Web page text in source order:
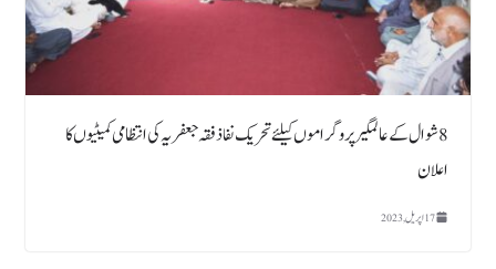
8 شوال کے عالمگیر پروگراموں کیلئے تحریک نفاذ فقہ جعفریہ کی انتظامی کمیٹیوں کا
اعلان
17 اپریل, 2023